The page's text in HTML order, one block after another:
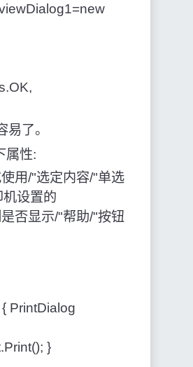
了。
属性:
用/"选定内容/"单选
设置的
否显示/"帮助/"按钮
PrintDialog
}